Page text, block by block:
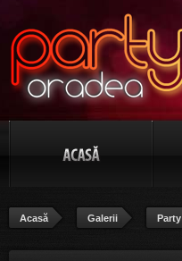
Acasă Galerii Party